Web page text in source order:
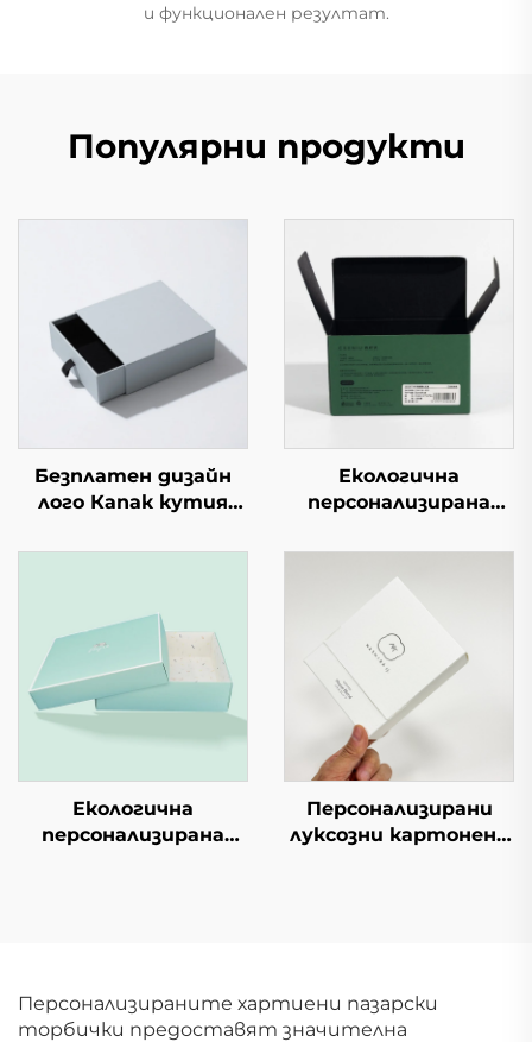
и функционален резултат.
Популярни продукти
Безплатен дизайн
лого Капак кутия
опаковка
Пълно принтиране
Кутии за подаръци
Кутии за парфюми
за опаковане
Екологична
персонализирана
кутия от вълнест
картон Опаковъчна
дрехи, хартия,
картон, подходяща
за подаръци
Екологична
персонализирана
хартиена опаковка
за подарък
Персонализирани
луксозни картонени
кафе
Персонализираните хартиени пазарски
торбички предоставят значителна